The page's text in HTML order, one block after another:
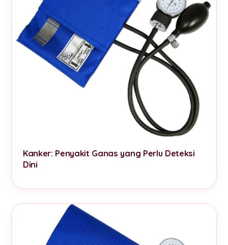
Kanker: Penyakit Ganas yang Perlu Deteksi
Dini